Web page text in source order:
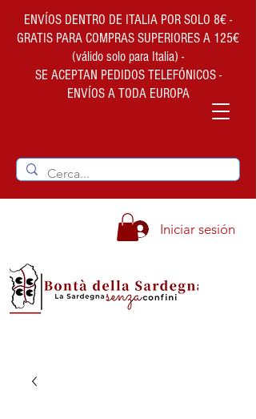
ENVÍOS DENTRO DE ITALIA POR SOLO 8€ -
GRATIS PARA COMPRAS SUPERIORES A 125€
(válido solo para Italia) -
SE ACEPTAN PEDIDOS TELEFÓNICOS -
ENVÍOS A TODA EUROPA
Iniciar sesión